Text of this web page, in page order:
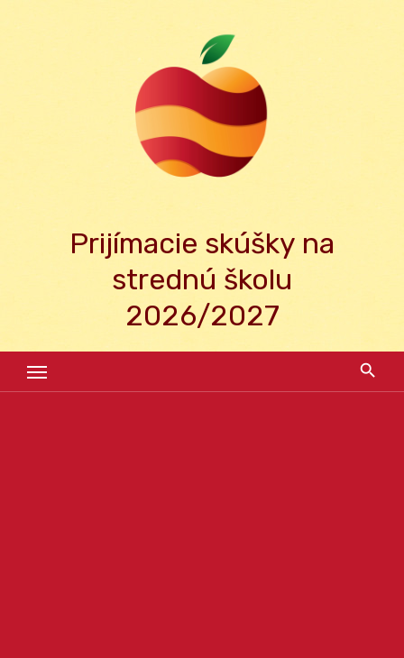
Prijímacie skúšky na
strednú školu
2026/2027